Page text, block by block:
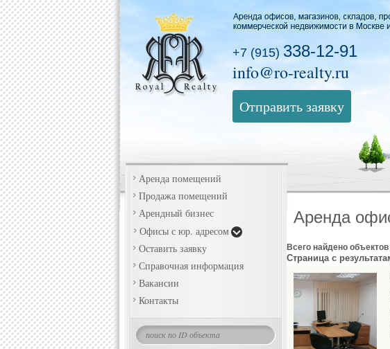
+7 (915) 338-12-91
info@ro-realty.ru
Отправить заявку
Аренда помещений
Продажа помещений
Арендный бизнес
Офисы с юр. адресом
Оставить заявку
Справочная информация
Вакансии
Контакты
Аренда
Всего найдено объектов
Страница с